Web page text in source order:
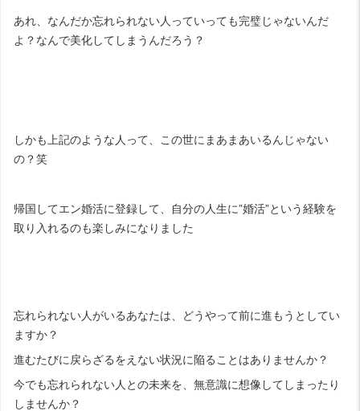
あれ、なんだか忘れられない人っていっても完璧じゃないんだ
よ？なんで美化してしまうんだろう？
しかも上記のような人って、この世にまあまあいるんじゃない
の？笑
帰国してエン婚活に登録して、自分の人生に”婚活”という経験を
取り入れるのも楽しみになりました
忘れられない人がいるあなたは、どうやって前に進もうとしてい
ますか？
進むたびに戻らざるをえない状況に陥ることはありませんか？
今でも忘れられない人との未来を、無意識に想像してしまったり
しませんか？